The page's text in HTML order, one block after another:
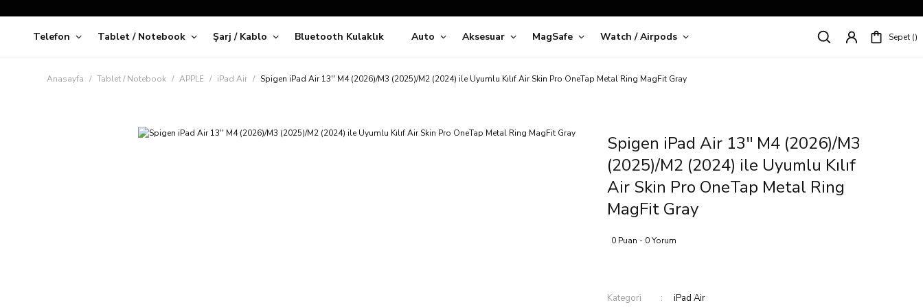
Siparişleriniz
5 İş Günü İçerisinde Kargoda!
Kapıda Ödeme Kolaylığı, Kredi Kartı ile Taksitli Hızlı ve Güvenli Alışveriş!
Süper İndirimli Fiyatlar
Telefon Tablet / Notebook Şarj / Kablo Bluetooth Kulaklık Auto Aksesuar MagSafe Watch / Airpods Sepet
Anasayfa Tablet / Notebook APPLE iPad Air Spigen iPad Air 13'' M4 (2026)/M3 (2025)/M2 (2024) ile Uyumlu Kılıf Air Skin Pro OneTap Metal Ring MagFit Gray
Spigen iPad Air 13'' M4 (2026)/M3
(2025)/M2 (2024) ile Uyumlu Kılıf
Air Skin Pro OneTap Metal Ring
MagFit Gray
0 Puan - 0 Yorum
Kategori
iPad Air